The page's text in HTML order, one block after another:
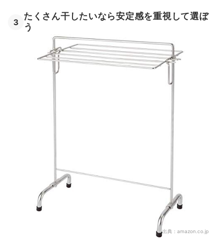
3
たくさん干したいなら安定感を重視して選ぼ
う
出典： amazon.co.jp